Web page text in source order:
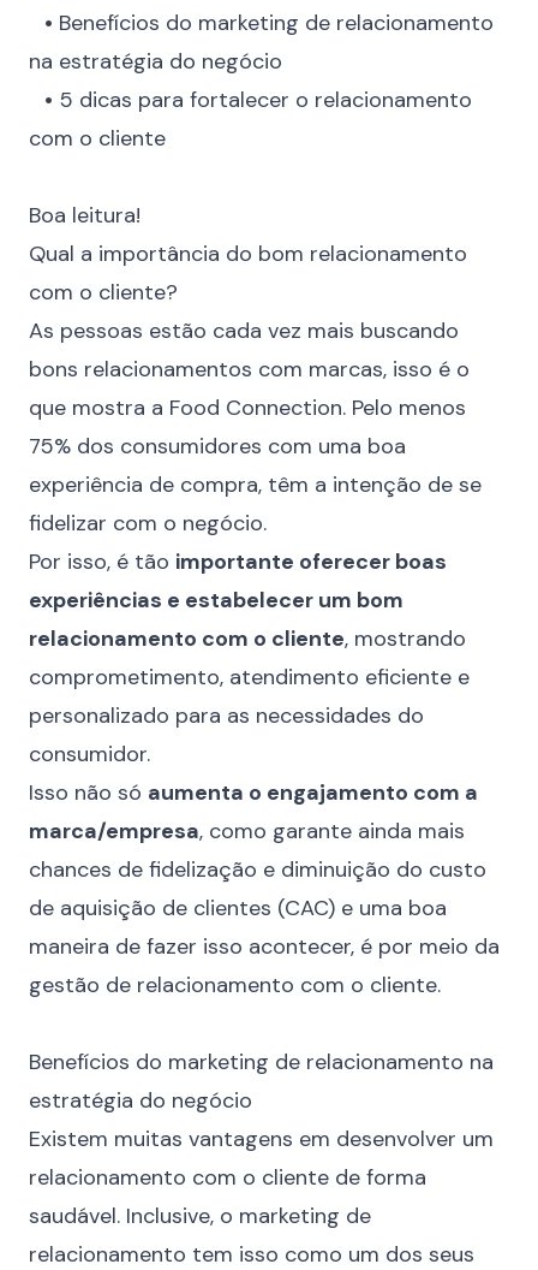
• Benefícios do marketing de relacionamento
na estratégia do negócio
• 5 dicas para fortalecer o relacionamento
com o cliente
Boa leitura!
Qual a importância do bom relacionamento
com o cliente?
As pessoas estão cada vez mais buscando
bons relacionamentos com marcas, isso é o
que mostra a Food Connection. Pelo menos
75% dos consumidores com uma boa
experiência de compra, têm a intenção de se
fidelizar com o negócio.
Por isso, é tão importante oferecer boas
experiências e estabelecer um bom
relacionamento com o cliente, mostrando
comprometimento, atendimento eficiente e
personalizado para as necessidades do
consumidor.
Isso não só aumenta o engajamento com a
marca/empresa, como garante ainda mais
chances de fidelização e diminuição do custo
de aquisição de clientes (CAC) e uma boa
maneira de fazer isso acontecer, é por meio da
gestão de relacionamento com o cliente.
Benefícios do marketing de relacionamento na
estratégia do negócio
Existem muitas vantagens em desenvolver um
relacionamento com o cliente de forma
saudável. Inclusive, o marketing de
relacionamento tem isso como um dos seus